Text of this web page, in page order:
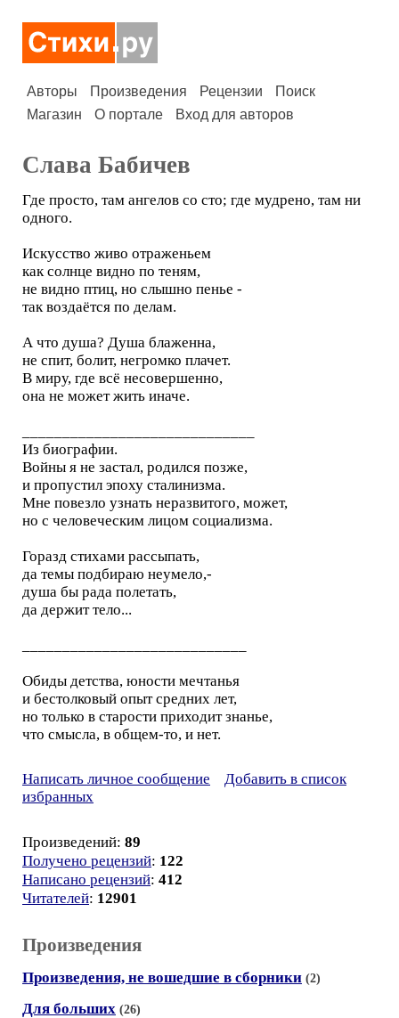
Авторы Произведения Рецензии
Поиск
Магазин
О портале Вход для авторов
Слава Бабичев
Где просто, там ангелов со сто; где мудрено, там ни
одного.
Искусство живо отраженьем
как солнце видно по теням,
не видно птиц, но слышно пенье -
так воздаётся по делам.
А что душа? Душа блаженна,
не спит, болит, негромко плачет.
В миру, где всё несовершенно,
она не может жить иначе.
Из биографии.
Войны я не застал, родился позже,
и пропустил эпоху сталинизма.
Мне повезло узнать неразвитого, может,
но с человеческим лицом социализма.
Горазд стихами рассыпать,
да темы подбираю неумело,-
душа бы рада полетать,
да держит тело...
Обиды детства, юности мечтанья
и бестолковый опыт средних лет,
но только в старости приходит знанье,
что смысла, в общем-то, и нет.
Написать личное сообщение
Добавить в список
избранных
Произведений: 89
Получено рецензий: 122
Написано рецензий: 412
Читателей: 12901
Произведения
Произведения, не вошедшие в сборники (2)
Для больших (26)